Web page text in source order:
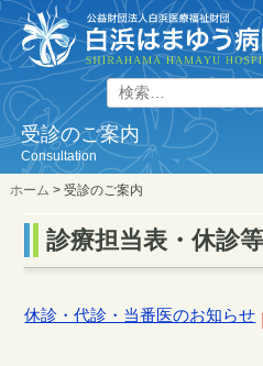
本
文
に
ス
キ
プ
検
索:
受診のご案内
Consultation
ホーム > 受診のご案内
診療担当表・休診
休診・代診・当番医のお知らせ